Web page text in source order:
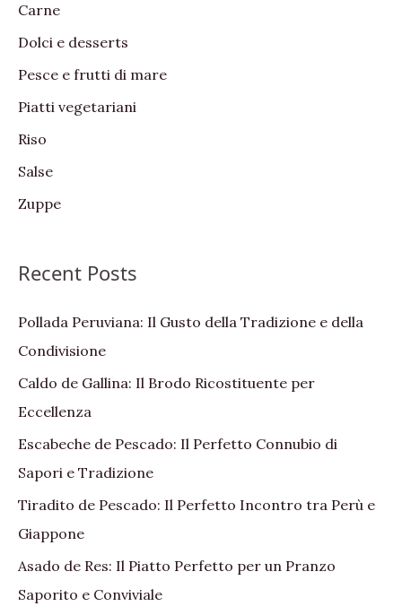
o
r
:
Carne
Dolci e desserts
Pesce e frutti di mare
Piatti vegetariani
Riso
Salse
Zuppe
Recent Posts
Pollada Peruviana: Il Gusto della Tradizione e della
Condivisione
Caldo de Gallina: Il Brodo Ricostituente per
Eccellenza
Escabeche de Pescado: Il Perfetto Connubio di
Sapori e Tradizione
Tiradito de Pescado: Il Perfetto Incontro tra Perù e
Giappone
Asado de Res: Il Piatto Perfetto per un Pranzo
Saporito e Conviviale